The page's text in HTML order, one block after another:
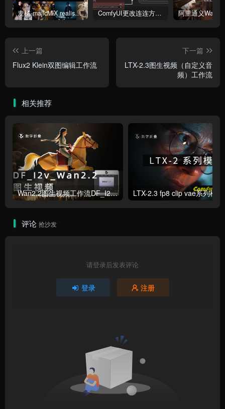
麦橘-majicMlX realistic 麦橘写实V7模型 ComfyUI更改连连方式为直线连接
上一篇
Flux2 Klein双图编辑工作流
下一篇
LTX-2.3图生视频（自定义音
频）工作流
相关推荐
Wan2.2图生视频工作流DF_I2v_Wan2.2 LTX-2.3 fp8 clip vae系列模型
评论 抢沙发
请登录后发表评论
登录 注册